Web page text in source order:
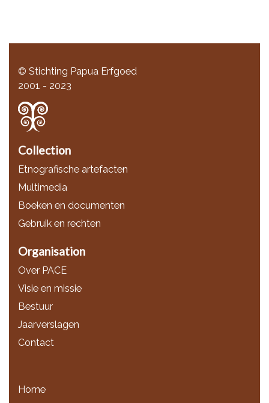
© Stichting Papua Erfgoed
2001 - 2023
Collection
Etnografische artefacten
Multimedia
Boeken en documenten
Gebruik en rechten
Organisation
Over PACE
Visie en missie
Bestuur
Jaarverslagen
Contact
Home